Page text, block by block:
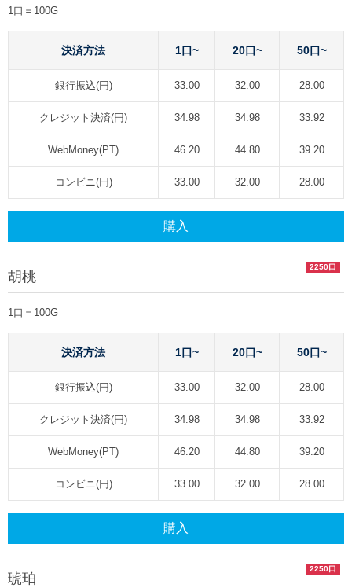
1口＝100G
決済方法 1口~ 20口~ 50口~
銀行振込(円) 33.00 32.00 28.00
クレジット決済(円) 34.98 34.98 33.92
WebMoney(PT) 46.20 44.80 39.20
コンビニ(円) 33.00 32.00 28.00
購入
2250口
胡桃
1口＝100G
決済方法 1口~ 20口~ 50口~
銀行振込(円) 33.00 32.00 28.00
クレジット決済(円) 34.98 34.98 33.92
WebMoney(PT) 46.20 44.80 39.20
コンビニ(円) 33.00 32.00 28.00
購入
2250口
琥珀